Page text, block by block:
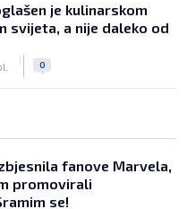
je kulinarskom
svijeta, a nije daleko od
| 0
fanove Marvela,
promovirali
se!